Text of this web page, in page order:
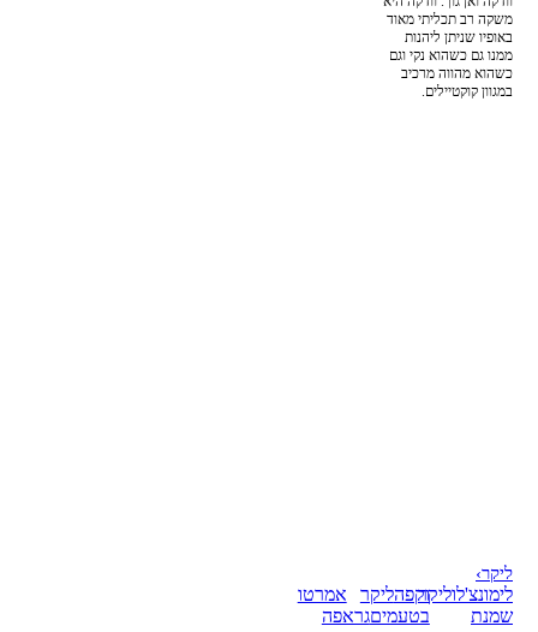
משקה רב תכליתי מאוד
באופיו שניתן ליהנות
ממנו גם כשהוא נקי וגם
כשהוא מהווה מרכיב
במגוון קוקטיילים.
ליקר›
לימונצ'לוליקר
שמנת
וקפהליקר
בטעמיםגראפה
אמרטו